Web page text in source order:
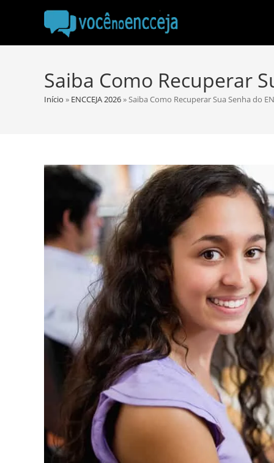
Saiba Como Recuperar
Início » ENCCEJA 2026»Saiba Como Recuperar Sua Senha do